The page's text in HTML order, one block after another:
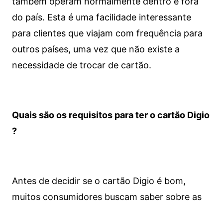
do país. Esta é uma facilidade interessante
para clientes que viajam com frequência para
outros países, uma vez que não existe a
necessidade de trocar de cartão.
Quais são os requisitos para ter o cartão Digio
?
Antes de decidir se o cartão Digio é bom,
muitos consumidores buscam saber sobre as